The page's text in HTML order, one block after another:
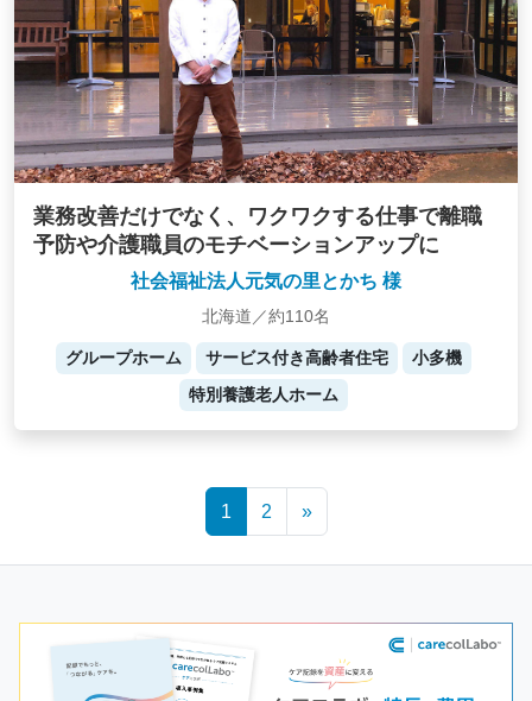
業務改善だけでなく、ワクワクする仕事で離職
予防や介護職員のモチベーションアップに
社会福祉法人元気の里とかち 様
北海道／約110名
グループホーム サービス付き高齢者住宅
小多機
特別養護老人ホーム
1 2 »